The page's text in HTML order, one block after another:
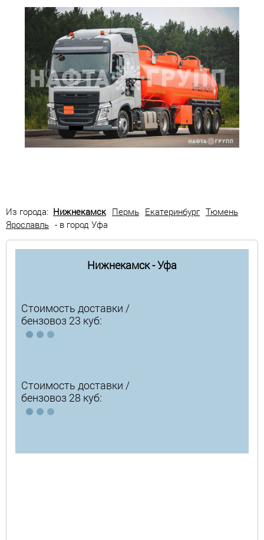
Из города: Нижнекамск Пермь Екатеринбург Тюмень
Ярославль - в город Уфа
Нижнекамск - Уфа
Стоимость доставки /
бензовоз 23 куб:
Стоимость доставки /
бензовоз 28 куб: